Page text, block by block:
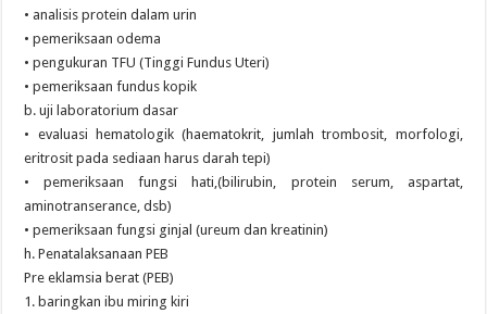
• analisis protein dalam urin
• pemeriksaan odema
• pengukuran TFU (Tinggi Fundus Uteri)
• pemeriksaan fundus kopik
b. uji laboratorium dasar
• evaluasi hematologik (haematokrit, jumlah trombosit, morfologi,
eritrosit pada sediaan harus darah tepi)
• pemeriksaan fungsi hati,(bilirubin, protein serum, aspartat,
aminotranserance, dsb)
• pemeriksaan fungsi ginjal (ureum dan kreatinin)
h. Penatalaksanaan PEB
Pre eklamsia berat (PEB)
1. baringkan ibu miring kiri